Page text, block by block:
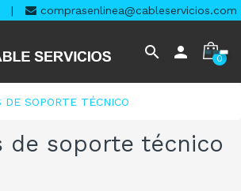
| comprasenlinea@cableservicios.com
search person 0
DE SOPORTE TÉCNICO
de soporte técnico